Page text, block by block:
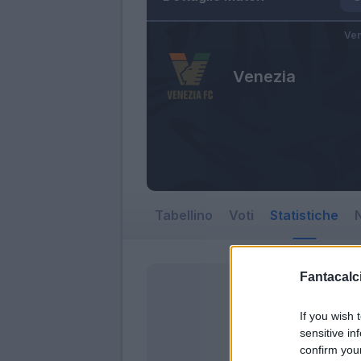
If you wish
sensitive
confirm
Venezia
Tabellino Voti Statistiche